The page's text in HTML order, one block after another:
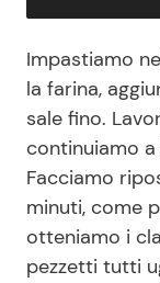
Impastiamo
la farina,
sale fino.
continuiamo
Facciamo
minuti, come
otteniamo i
pezzetti tutti